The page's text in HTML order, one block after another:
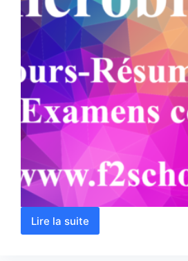
Lire la suiteMicrobiologie